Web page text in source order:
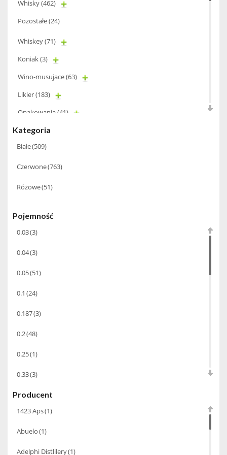
Whisky(462)
Pozostałe(24)
Whiskey(71)
Koniak(3)
Wino-musujace(63)
Likier(183)
Opakowania(41)
Wodka (2)
Wódka(285)
Champagne(63)
Cognac(94)
Chacha Marani
Armagnac
Rum(86)
Pastis(3)
Miniaturki
Kategoria
Białe(509)
Czerwone(763)
Różowe(51)
Pojemność
0.03(3)
0.04(3)
0.05(51)
0.1 (24)
0.187(3)
0.2(48)
0.25(1)
0.33(3)
0.35(53)
0.375 (28)
0.5(213)
Producent
1423 Aps(1)
Abuelo(1)
Adelphi Distlilery(1)